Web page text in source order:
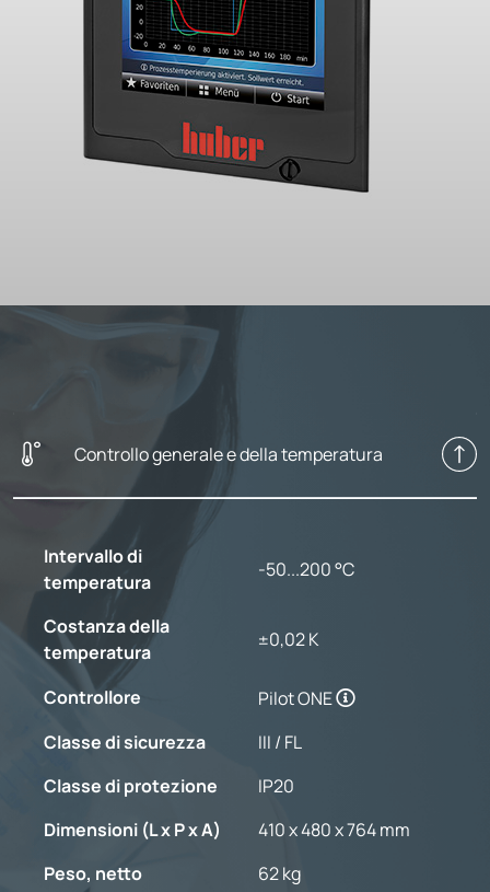
Controllo generale e della temperatura
Intervallo di
temperatura
-50...200 °C
Costanza della
temperatura
±0,02 K
Controllore
Pilot ONE
Classe di sicurezza
III / FL
Classe di protezione
IP20
Dimensioni (L x P x A)
410 x 480 x 764 mm
Peso, netto
62 kg